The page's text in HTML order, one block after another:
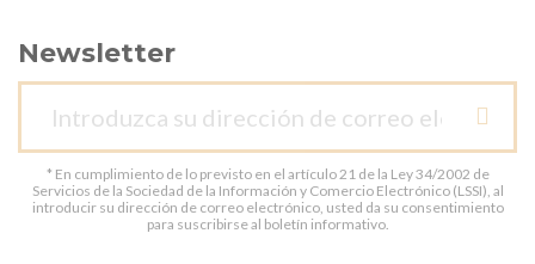
Newsletter
* En cumplimiento de lo previsto en el artículo 21 de la Ley 34/2002 de
Servicios de la Sociedad de la Información y Comercio Electrónico (LSSI), al
introducir su dirección de correo electrónico, usted da su consentimiento
para suscribirse al boletín informativo.